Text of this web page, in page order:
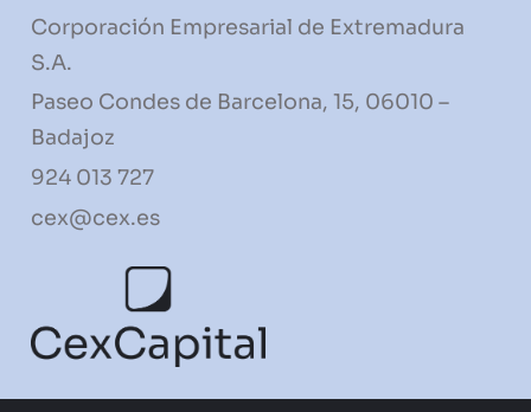
Corporación Empresarial de Extremadura
S.A.
Paseo Condes de Barcelona, 15, 06010 –
Badajoz
924 013 727
cex@cex.es